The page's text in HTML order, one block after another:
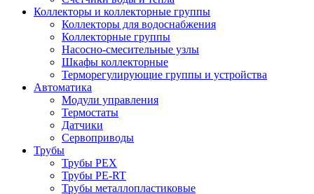
Коллекторы и коллекторные группы
Коллекторы для водоснабжения
Коллекторные группы
Насосно-смесительные узлы
Шкафы коллекторные
Терморегулирующие группы и устройства
Автоматика
Модули управления
Термостаты
Датчики
Сервоприводы
Трубы
Трубы PEX
Трубы PE-RT
Трубы металлопластиковые